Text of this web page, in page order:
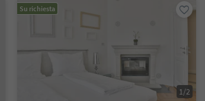
Su richiesta
1/2